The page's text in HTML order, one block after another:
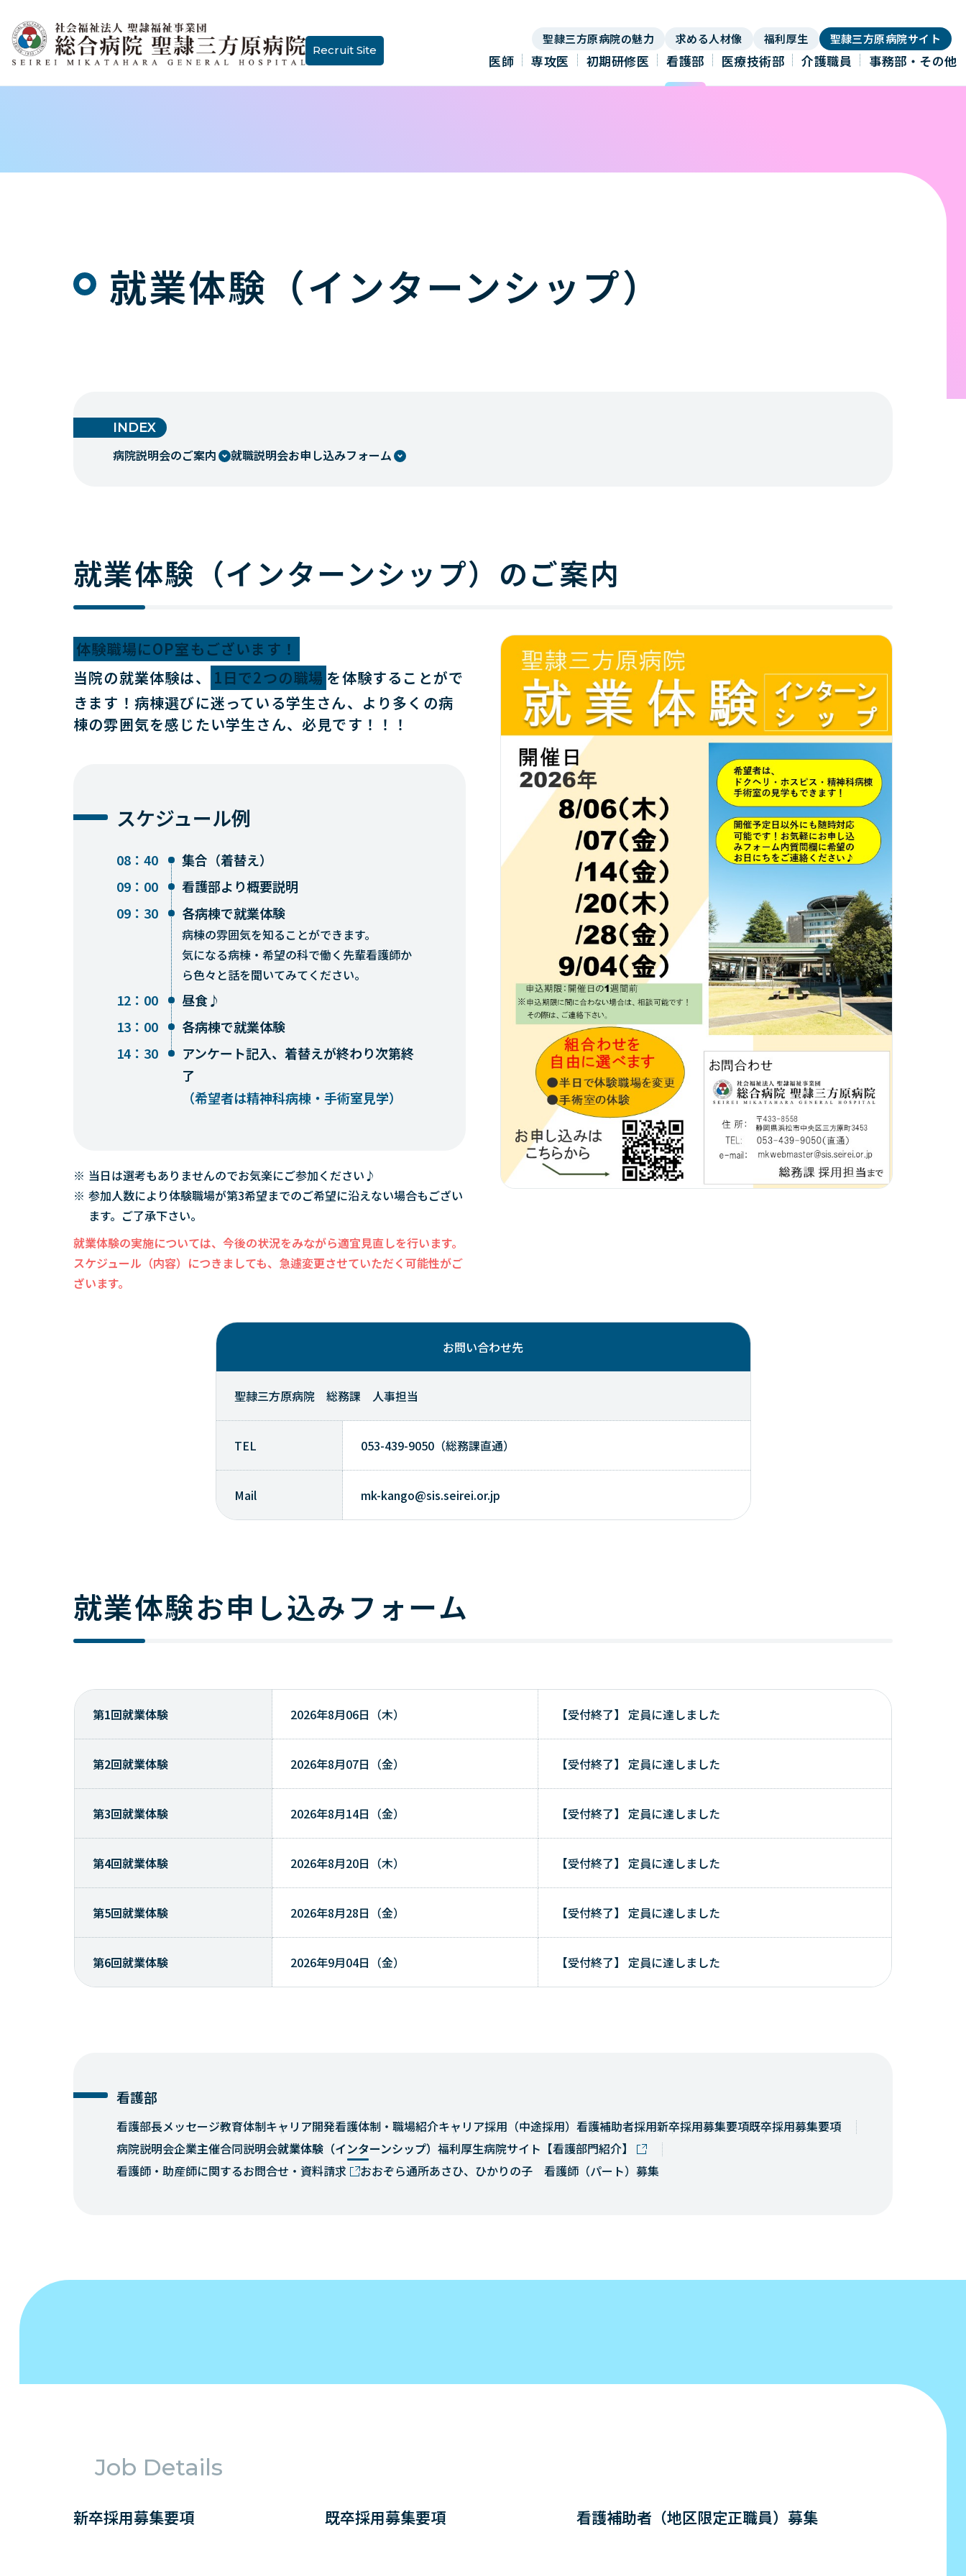
Recruit Site
聖隷三方原病院の魅力 求める人材像 福利厚生 聖隷三方原病院サイト
医師 専攻医 初期研修医 看護部 医療技術部 介護職員 事務部・その他
就業体験（インターンシップ）
INDEX
病院説明会のご案内 就職説明会お申し込みフォーム
就業体験（インターンシップ）のご案内
体験職場にOP室もございます！
当院の就業体験は、
1日で2つの職場 を体験することがで
きます！病棟選びに迷っている学生さん、より多くの病
棟の雰囲気を感じたい学生さん、必見です！！！
スケジュール例
08：40
集合（着替え）
09：00
看護部より概要説明
09：30
各病棟で就業体験
病棟の雰囲気を知ることができます。
気になる病棟・希望の科で働く先輩看護師か
ら色々と話を聞いてみてください。
12：00
昼食♪
13：00
各病棟で就業体験
14：30
アンケート記入、着替えが終わり次第終
了
（希望者は精神科病棟・手術室見学）
当日は選考もありませんのでお気楽にご参加ください♪
参加人数により体験職場が第3希望までのご希望に沿えない場合もござい
ます。ご了承下さい。
就業体験の実施については、今後の状況をみながら適宜見直しを行います。
スケジュール（内容）につきましても、急遽変更させていただく可能性がご
ざいます。
お問い合わせ先
聖隷三方原病院 総務課 人事担当
TEL 053-439-9050（総務課直通）
Mail mk-kango@sis.seirei.or.jp
就業体験お申し込みフォーム
第1回就業体験 2026年8月06日（木） 【受付終了】 定員に達しました
第2回就業体験 2026年8月07日（金） 【受付終了】 定員に達しました
第3回就業体験 2026年8月14日（金） 【受付終了】 定員に達しました
第4回就業体験 2026年8月20日（木） 【受付終了】 定員に達しました
第5回就業体験 2026年8月28日（金） 【受付終了】 定員に達しました
第6回就業体験 2026年9月04日（金） 【受付終了】 定員に達しました
看護部
看護部長メッセージ教育体制キャリア開発看護体制・職場紹介キャリア採用（中途採用） 看護補助者採用新卒採用募集要項既卒採用募集要項
病院説明会企業主催合同説明会就業体験（インターンシップ） 福利厚生病院サイト 【看護部門紹介】
看護師・助産師に関するお問合せ・資料請求
おおぞら通所あさひ、ひかりの子 看護師（パート）募集
Job Details
新卒採用募集要項 既卒採用募集要項 看護補助者（地区限定正職員）募集